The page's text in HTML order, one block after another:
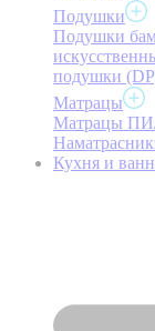
Подушки
Подушки
подушки
Матрацы
Матрацы
Кухня и